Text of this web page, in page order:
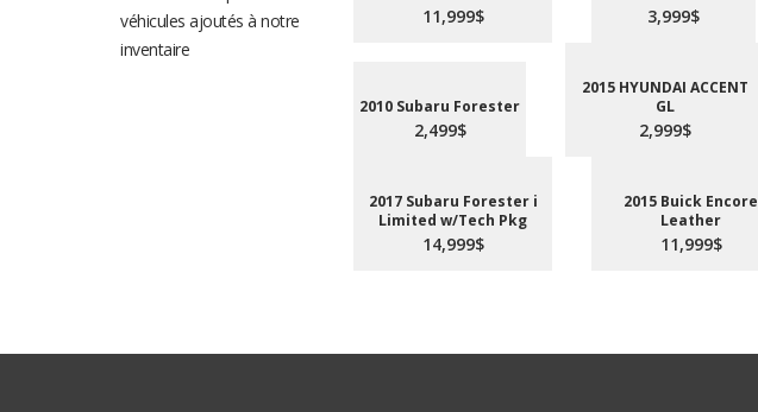
véhicules ajoutés à notre
inventaire
11,999$ 3,999$
2010 Subaru Forester
2,499$
2015 HYUNDAI ACCENT
GL
2,999$
2017 Subaru Forester i
Limited w/Tech Pkg
14,999$
2015 Buick Encore
Leather
11,999$